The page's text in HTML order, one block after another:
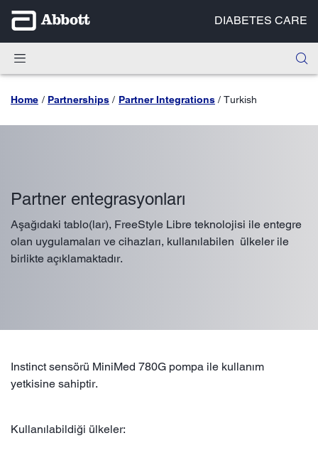
DIABETES CARE
Home Partnerships Partner Integrations Turkish
Partner entegrasyonları
Aşağıdaki tablo(lar), FreeStyle Libre teknolojisi ile entegre
olan uygulamaları ve cihazları, kullanılabilen ülkeler ile
birlikte açıklamaktadır.
Instinct sensörü MiniMed 780G pompa ile kullanım
yetkisine sahiptir.
Kullanılabildiği ülkeler: